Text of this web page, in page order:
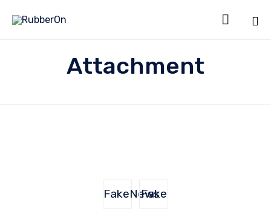

Attachment
FakeNews
Fake